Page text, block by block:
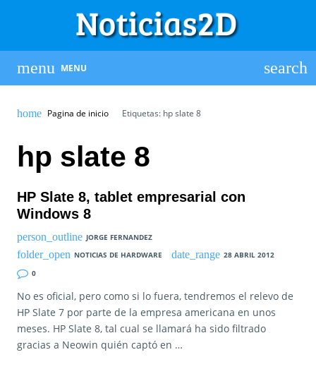
MENU
Pagina de inicio Etiquetas: hp slate 8
hp slate 8
HP Slate 8, tablet empresarial con
Windows 8
JORGE FERNANDEZ
NOTICIAS DE HARDWARE
28 ABRIL 2012
0
No es oficial, pero como si lo fuera, tendremos el relevo de
HP Slate 7 por parte de la empresa americana en unos
meses. HP Slate 8, tal cual se llamará ha sido filtrado
gracias a Neowin quién captó en …